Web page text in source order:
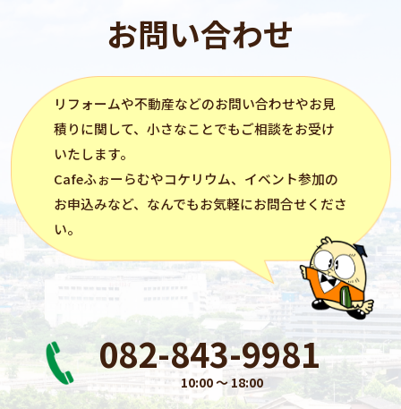
お問い合わせ
リフォームや不動産などのお問い合わせやお見
積りに関して、小さなことでもご相談をお受け
いたします。
Cafeふぉーらむやコケリウム、イベント参加の
お申込みなど、なんでもお気軽にお問合せくださ
い。
082-843-9981
10:00 〜 18:00